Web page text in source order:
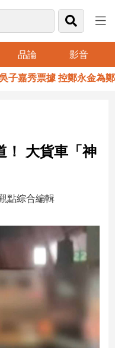
品論 影音
嘉秀票據 控鄭永金為鄭
！ 大貨車「神
點綜合編輯